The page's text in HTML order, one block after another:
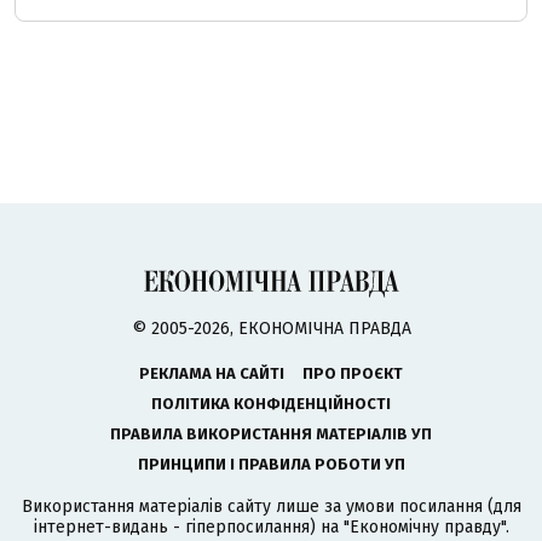
© 2005-2026, ЕКОНОМІЧНА ПРАВДА
РЕКЛАМА НА САЙТІ
ПРО ПРОЄКТ
ПОЛІТИКА КОНФІДЕНЦІЙНОСТІ
ПРАВИЛА ВИКОРИСТАННЯ МАТЕРІАЛІВ УП
ПРИНЦИПИ І ПРАВИЛА РОБОТИ УП
Використання матеріалів сайту лише за умови посилання (для
інтернет-видань - гіперпосилання) на "Економічну правду".